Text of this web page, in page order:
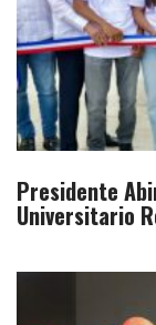
Presidente
Universitario